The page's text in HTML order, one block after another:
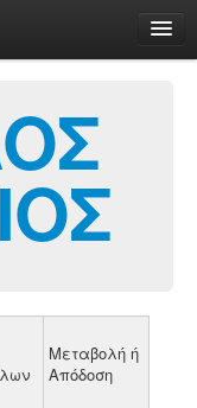
Μεταβολή ή
Απόδοση